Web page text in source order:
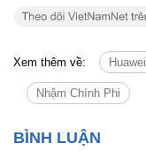
Xem thêm về: Huawei
Nhậm Chính Phi